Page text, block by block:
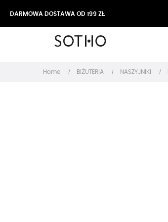
DARMOWA DOSTAWA OD 199 ZŁ
Home BIŻUTERIA NASZYJNIKI